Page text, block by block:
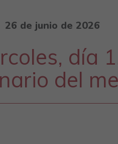
26 de junio de 2026
día
del